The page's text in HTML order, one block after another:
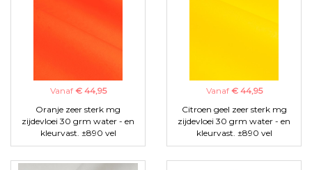
Vanaf € 44,95
Oranje zeer sterk mg
zijdevloei 30 grm water - en
kleurvast. ±890 vel
Vanaf € 44,95
Citroen geel zeer sterk mg
zijdevloei 30 grm water - en
kleurvast. ±890 vel